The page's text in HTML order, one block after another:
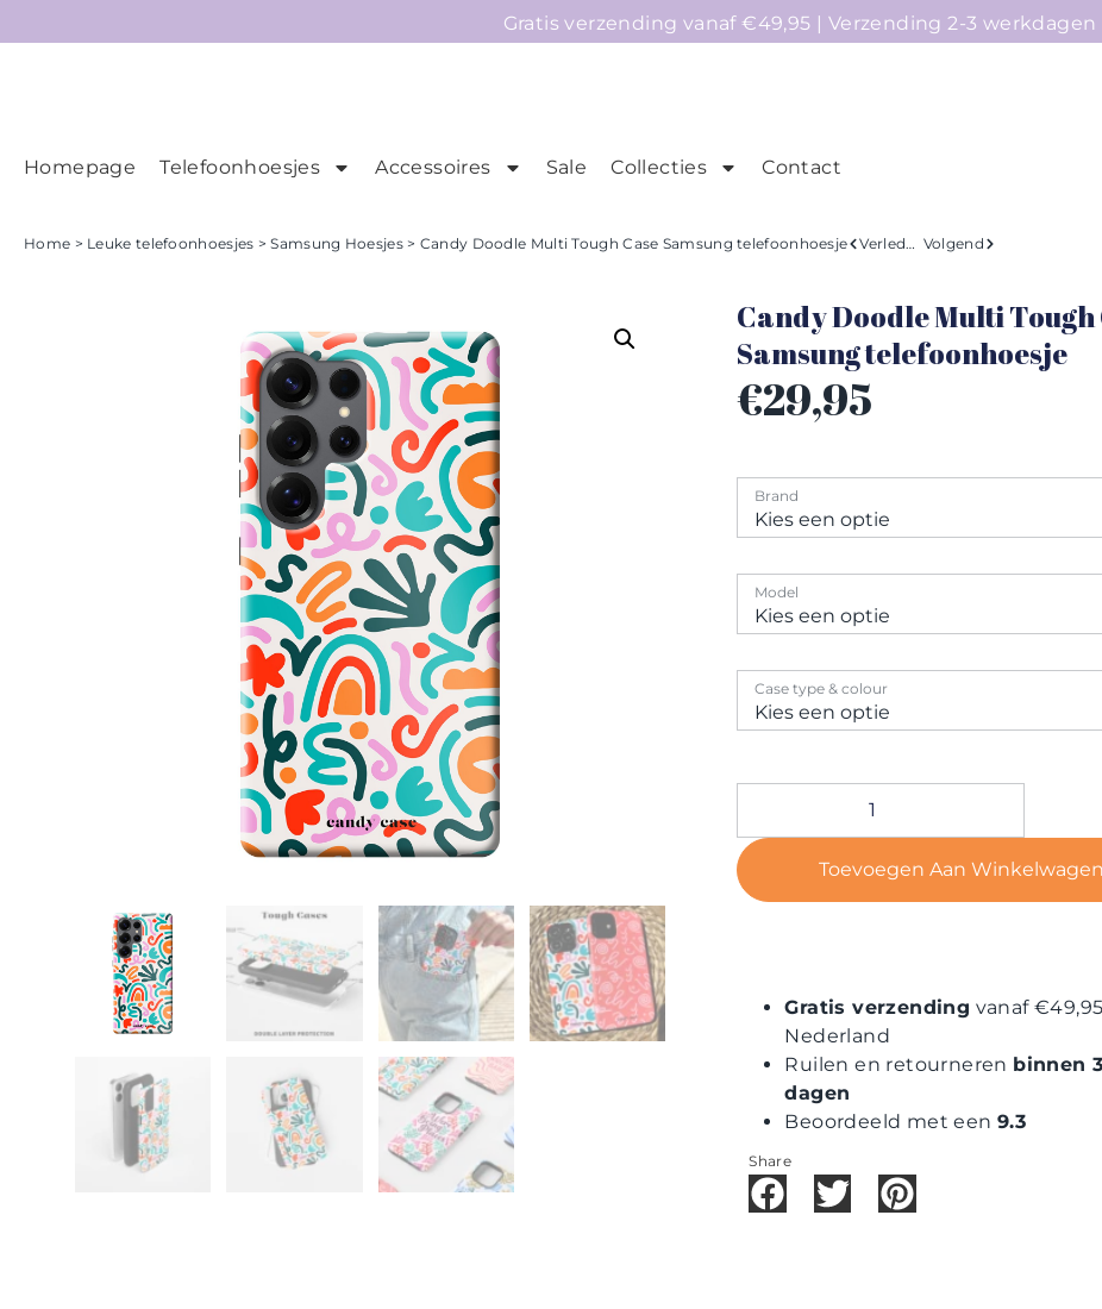
Gratis verzending vanaf €49,95 | Verzending 2-3 werkdagen
Homepage Telefoonhoesjes Accessoires Sale Collecties Contact
Home > Leuke telefoonhoesjes >Samsung Hoesjes> Candy Doodle Multi Tough Case Samsung telefoonhoesje Verleden Volgend
Candy Doodle Multi Tough
Samsung telefoonhoesje
€29,95
Brand
Model
Case type & colour
Toevoegen Aan Winkelwagen
Gratis verzending vanaf
Nederland
Ruilen en retourneren binnen
dagen
Beoordeeld met een9.3
Share